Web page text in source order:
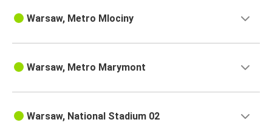
Warsaw, Metro Mlociny
Warsaw, Metro Marymont
Warsaw, National Stadium 02